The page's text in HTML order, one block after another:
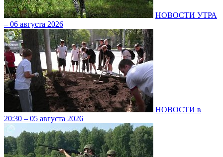
НОВОСТИ УТРА
– 06 августа 2026
НОВОСТИ в
20:30 – 05 августа 2026